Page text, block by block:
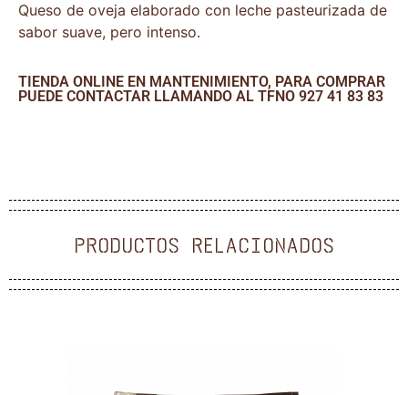
Queso de oveja elaborado con leche pasteurizada de
sabor suave, pero intenso.
TIENDA ONLINE EN MANTENIMIENTO, PARA COMPRAR
PUEDE CONTACTAR LLAMANDO AL TFNO 927 41 83 83
PRODUCTOS RELACIONADOS